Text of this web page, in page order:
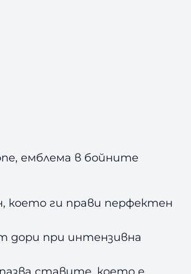
емблема в бойните
което ги прави перфектен
дори при интензивна
ставите, което е